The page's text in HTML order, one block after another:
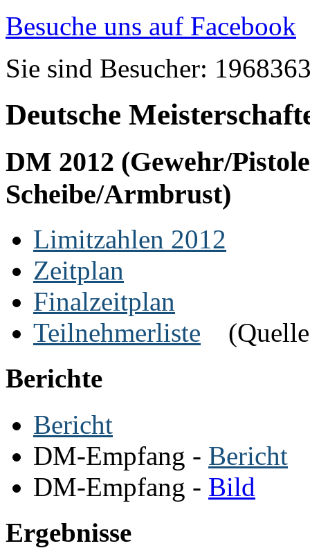
Besuche uns auf Facebook
Sie sind Besucher:
Deutsche
DM 2012 (Gewehr/
Scheibe/Armbrust)
Limitzahlen 2012
Zeitplan
Finalzeitplan
Teilnehmerliste
Berichte
Bericht
DM-Empfang - Bericht
DM-Empfang - Bild
Ergebnisse